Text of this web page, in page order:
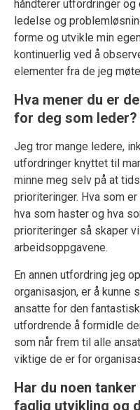
håndterer utfordringer
ledelse og
forme og utvikle min
kontinuerlig ved å
elementer fra de jeg
Hva mener du er
for deg som leder?
Jeg tror mange ledere,
utfordringer knyttet til
minne meg selv på at
prioriteringer. Hva som
hva som haster og hva
prioriteringer så skaper
arbeidsoppgavene.
En annen utfordring jeg
organisasjon, er å kunne
ansatte for den
utfordrende å formidle
som når frem til alle
viktige de er for
Har du noen
faglig utvikling og